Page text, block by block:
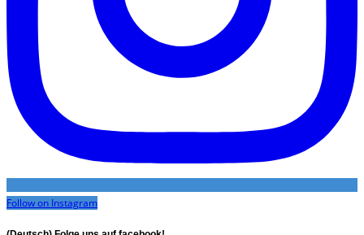
Follow on Instagram